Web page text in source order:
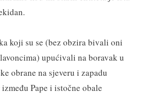
koji su se (bez obzira bivali oni
upućivali na boravak u
obrane na sjeveru i zapadu
Pape i istočne obale